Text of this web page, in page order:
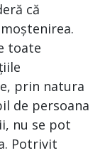
că
toate
prin natura
de persoana
nu se pot
Potrivit